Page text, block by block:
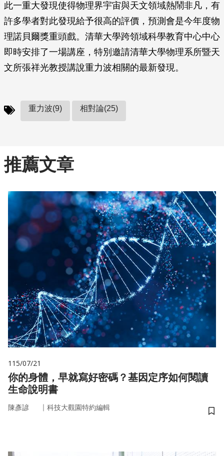
此一重大發現使得物理界宇宙與天文領域熱鬧非凡，有
許多學者對此發現給予很高的評價，預測會是今年度物
理諾貝爾獎重頭戲。清華大學跨領域科學教育中心中心
即時安排了一場講座，特別邀請清華大學物理系所暨天
文所張祥光教授講說重力波相關的最新發現。
重力波(9) 相對論(25)
推薦文章
115/07/21
你的身體，早就寫好密碼？基因定序如何閱讀
生命說明書
陳彥諺 ｜ 科技大觀園特約編輯
儲